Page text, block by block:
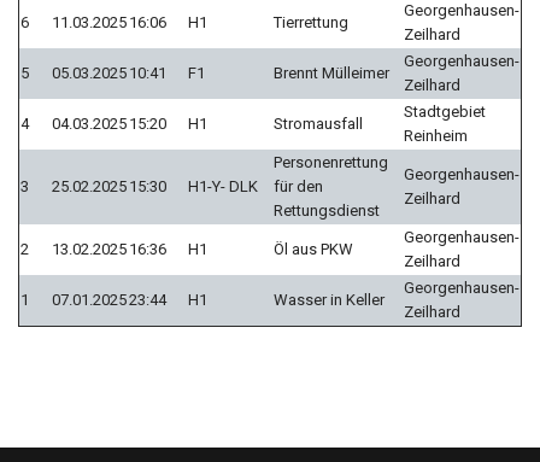
6 11.03.2025 16:06 H1 Tierrettung
Georgenhausen-
Zeilhard
5 05.03.2025 10:41 F1 Brennt Mülleimer
Georgenhausen-
Zeilhard
4 04.03.2025 15:20 H1 Stromausfall
Stadtgebiet
Reinheim
3 25.02.2025 15:30 H1-Y- DLK
Personenrettung
für den
Rettungsdienst
Georgenhausen-
Zeilhard
2 13.02.2025 16:36 H1 Öl aus PKW
Georgenhausen-
Zeilhard
1 07.01.202523:44 H1 Wasser in Keller
Georgenhausen-
Zeilhard